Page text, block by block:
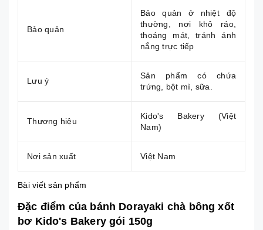
Bảo quản
Bảo quản ở nhiệt độ
thường, nơi khô ráo,
thoáng mát, tránh ánh
nắng trực tiếp
Lưu ý
Sản phẩm có chứa
trứng, bột mì, sữa.
Thương hiệu
Kido's Bakery (Việt
Nam)
Nơi sản xuất Việt Nam
Bài viết sản phẩm
Đặc điểm của bánh Dorayaki chà bông xốt
bơ Kido's Bakery gói 150g